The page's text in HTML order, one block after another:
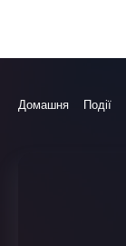
Домашня Події